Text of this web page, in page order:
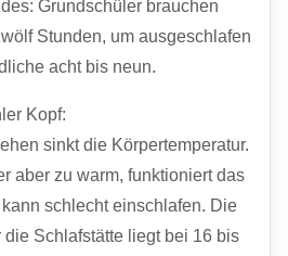
Grundschüler brauchen
Stunden, um ausgeschlafen
acht bis neun.
Kopf:
sinkt die Körpertemperatur.
aber zu warm, funktioniert das
schlecht einschlafen. Die
die Schlafstätte liegt bei 16 bis